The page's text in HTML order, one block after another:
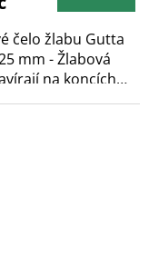
čelo žlabu Gutta
mm - Žlabová
na koncích
žlaby...